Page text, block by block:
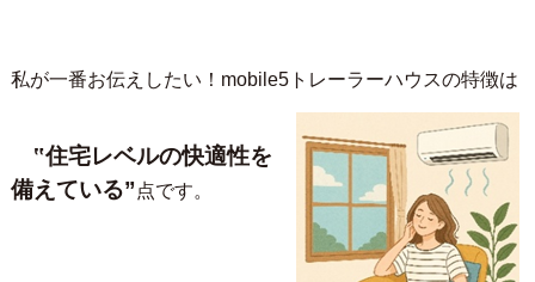
私が一番お伝えしたい！mobile5トレーラーハウスの特徴は
‟住宅レベルの快適性を
備えている” 点です。